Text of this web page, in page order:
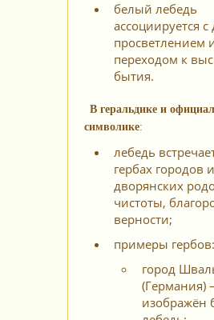
белый лебедь
ассоциируется
просветлением
переходом к
бытия.
В геральдике и
символике:
лебедь
гербах городов и
дворянских
чистоты,
верности;
примеры гербов:
город
(Германия)
изображён